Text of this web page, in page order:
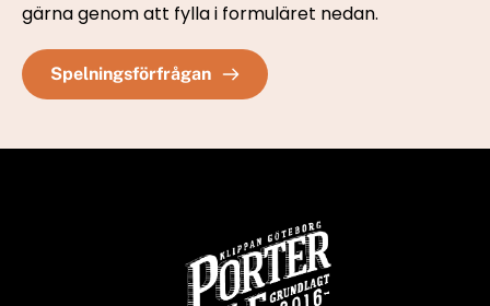
gärna genom att fylla i formuläret nedan.
Spelningsförfrågan